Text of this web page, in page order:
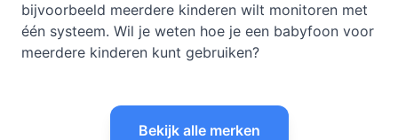
Bekijk alle merken
bijvoorbeeld meerdere kinderen wilt monitoren met
één systeem. Wil je weten hoe je een babyfoon voor
meerdere kinderen kunt gebruiken?